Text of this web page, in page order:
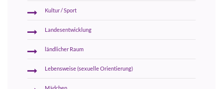
Kultur / Sport
Landesentwicklung
ländlicher Raum
Lebensweise (sexuelle Orientierung)